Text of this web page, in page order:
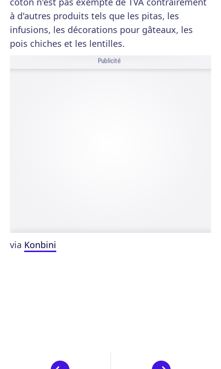
à d'autres produits tels que les pitas, les
infusions, les décorations pour gâteaux, les
pois chiches et les lentilles.
Publicité
via Konbini